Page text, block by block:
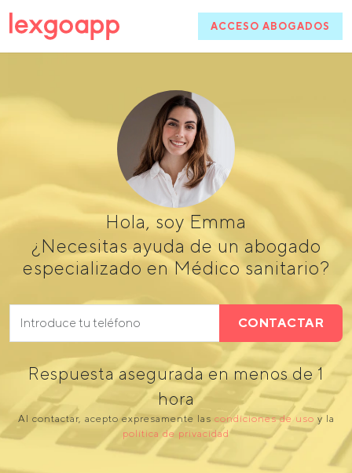
ACCESO ABOGADOS
Hola, soy Emma
¿Necesitas ayuda de un abogado
especializado en Médico sanitario?
CONTACTAR
Respuesta asegurada en menos de 1
hora
Al contactar, acepto expresamente las condiciones de uso y la
política de privacidad